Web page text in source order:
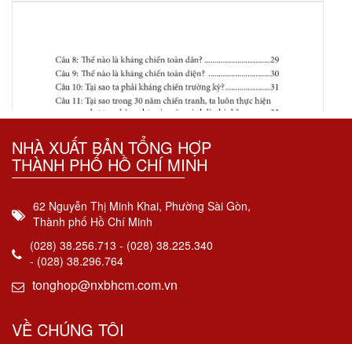
NHÀ XUẤT BẢN TỔNG HỢP
THÀNH PHỐ HỒ CHÍ MINH
62 Nguyễn Thị Minh Khai, Phường Sài Gòn,
Thành phố Hồ Chí Minh
(028) 38.256.713 - (028) 38.225.340
- (028) 38.296.764
tonghop@nxbhcm.com.vn
VỀ CHÚNG TÔI